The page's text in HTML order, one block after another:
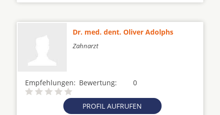
Dr. med. dent. Oliver Adolphs
Zahnarzt
Empfehlungen: 0
Bewertung:
PROFIL AUFRUFEN